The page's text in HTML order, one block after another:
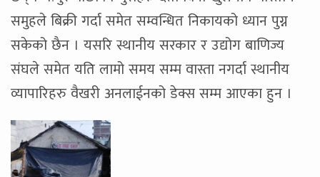
समुहले बिक्री गर्दा समेत सम्वन्धित निकायको ध्यान पुग्न
सकेको छैन । यसरि स्थानीय सरकार र उद्योग बाणिज्य
संघले समेत यति लामो समय सम्म वास्ता नगर्दा स्थानीय
व्यापारिहरु वैखरी अनलाईनको डेक्स सम्म आएका हुन ।